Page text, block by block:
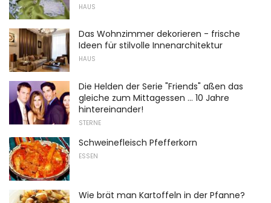
HAUS
Das Wohnzimmer dekorieren - frische
Ideen für stilvolle Innenarchitektur
HAUS
Die Helden der Serie "Friends" aßen das
gleiche zum Mittagessen ... 10 Jahre
hintereinander!
STERNE
Schweinefleisch Pfefferkorn
ESSEN
Wie brät man Kartoffeln in der Pfanne?